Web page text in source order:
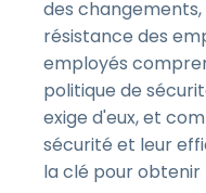
des changements,
résistance des
employés
politique de
exige d'eux, et
sécurité et leur
la clé pour obtenir